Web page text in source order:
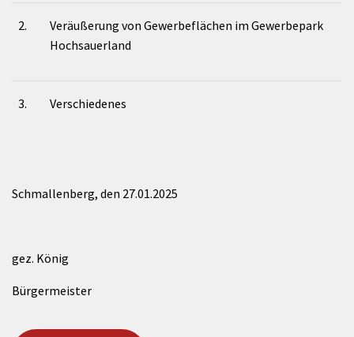
2.
Veräußerung von Gewerbeflächen im Gewerbepark
Hochsauerland
3. Verschiedenes
Schmallenberg, den 27.01.2025
gez. König
Bürgermeister